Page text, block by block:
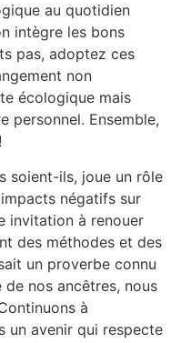
au quotidien
intègre les bons
pas, adoptez ces
non
écologique mais
personnel. Ensemble,
soient-ils, joue un rôle
négatifs sur
invitation à renouer
des méthodes et des
un proverbe connu
de nos ancêtres, nous
à
un avenir qui respecte